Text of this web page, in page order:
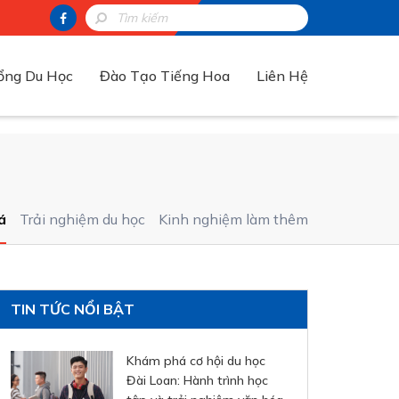
Du Học Đào Tạo Tiếng Hoa Liên Hệ
Trải nghiệm du học Kinh nghiệm làm thêm
TIN TỨC NỔI BẬT
Khám phá cơ hội du học
Đài Loan: Hành trình học